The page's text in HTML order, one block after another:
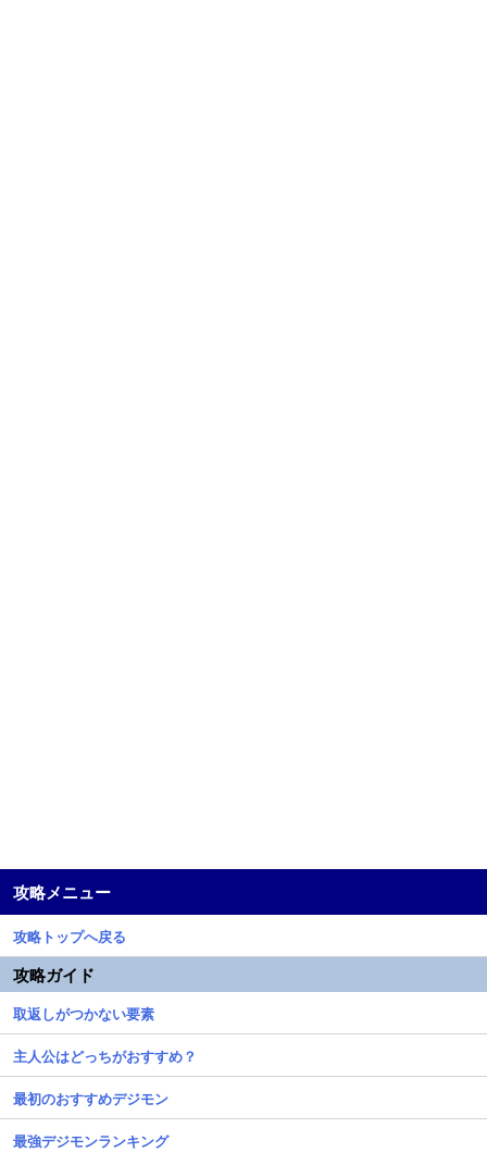
攻略メニュー
攻略トップへ戻る
攻略ガイド
取返しがつかない要素
主人公はどっちがおすすめ？
最初のおすすめデジモン
最強デジモンランキング